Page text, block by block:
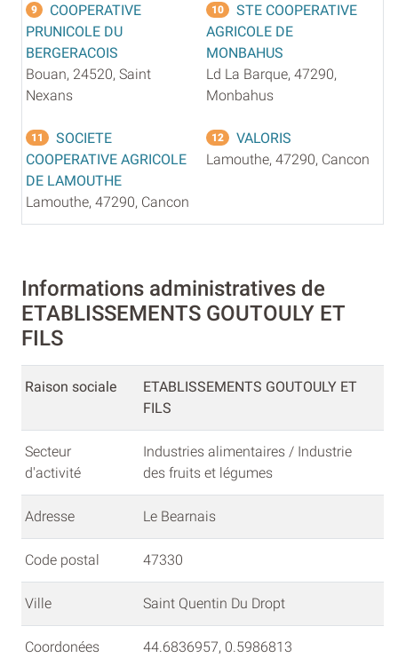
9
COOPERATIVE
PRUNICOLE DU
BERGERACOIS
Bouan, 24520, Saint
Nexans
10
STE COOPERATIVE
AGRICOLE DE
MONBAHUS
Ld La Barque, 47290,
Monbahus
11
SOCIETE
COOPERATIVE AGRICOLE
DE LAMOUTHE
Lamouthe, 47290, Cancon
12
VALORIS
Lamouthe, 47290, Cancon
Informations administratives de
ETABLISSEMENTS GOUTOULY ET
FILS
Raison sociale
ETABLISSEMENTS GOUTOULY ET
FILS
Secteur
d'activité
Industries alimentaires / Industrie
des fruits et légumes
Adresse Le Bearnais
Code postal 47330
Ville Saint Quentin Du Dropt
Coordonées
44.6836957, 0.5986813